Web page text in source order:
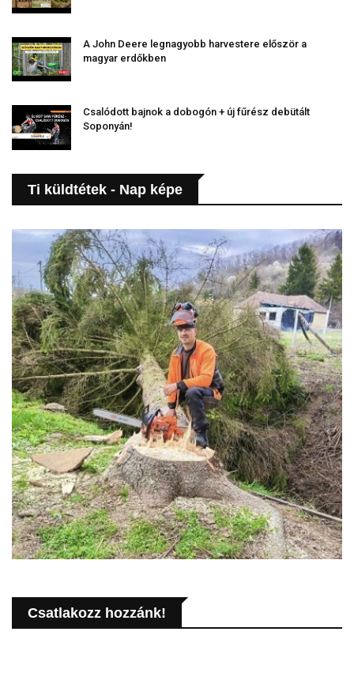
A John Deere legnagyobb harvestere először a
magyar erdőkben
Csalódott bajnok a dobogón + új fűrész debütált
Soponyán!
Ti küldtétek - Nap képe
Csatlakozz hozzánk!